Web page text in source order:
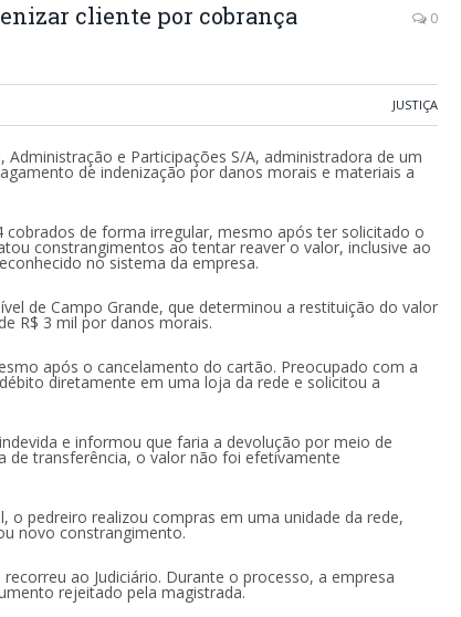
cliente por cobrança
0
JUSTIÇA
e Participações S/A, administradora de um
de indenização por danos morais e materiais a
de forma irregular, mesmo após ter solicitado o
constrangimentos ao tentar reaver o valor, inclusive ao
no sistema da empresa.
de Campo Grande, que determinou a restituição do valor
R$ 3 mil por danos morais.
após o cancelamento do cartão. Preocupado com a
diretamente em uma loja da rede e solicitou a
e informou que faria a devolução por meio de
de transferência, o valor não foi efetivamente
o pedreiro realizou compras em uma unidade da rede,
novo constrangimento.
ao Judiciário. Durante o processo, a empresa
rejeitado pela magistrada.